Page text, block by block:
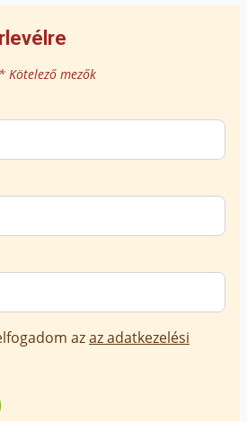
* Kötelező mezők
Feliratkozom és elfogadom azaz adatkezelési